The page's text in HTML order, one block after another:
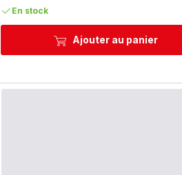
Ajouter au panier
En stock